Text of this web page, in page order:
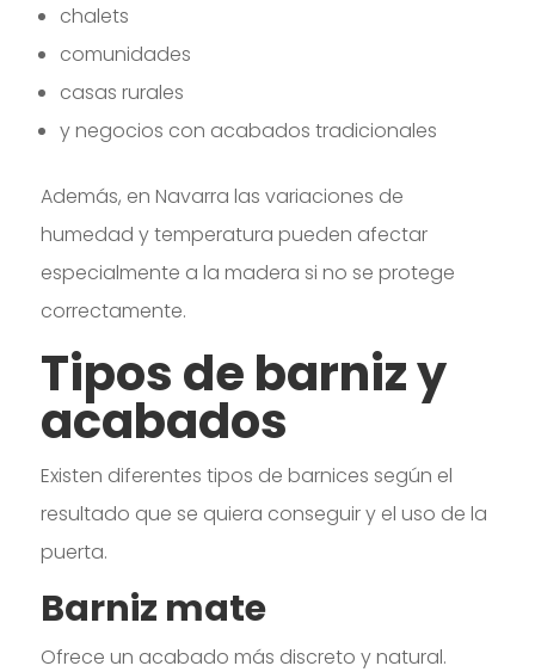
chalets
comunidades
casas rurales
y negocios con acabados tradicionales
Además, en Navarra las variaciones de
humedad y temperatura pueden afectar
especialmente a la madera si no se protege
correctamente.
Tipos de barniz y
acabados
Existen diferentes tipos de barnices según el
resultado que se quiera conseguir y el uso de la
puerta.
Barniz mate
Ofrece un acabado más discreto y natural.